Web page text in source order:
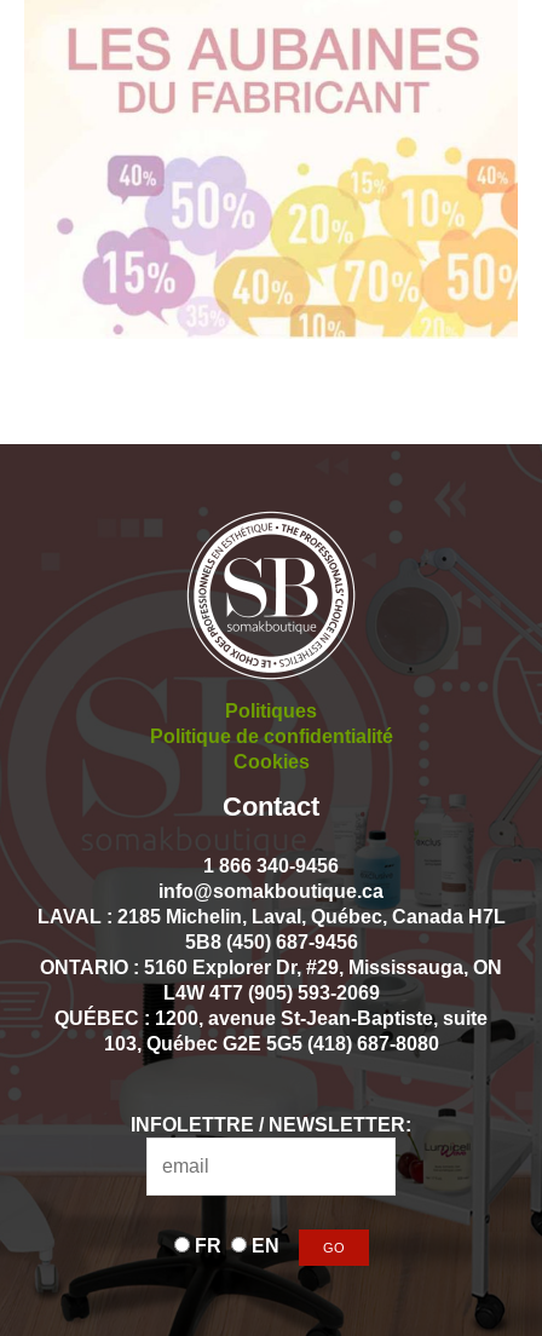
Politiques
Politique de confidentialité
Cookies
Contact
1 866 340-9456
info@somakboutique.ca
LAVAL : 2185 Michelin, Laval, Québec, Canada H7L
5B8 (450) 687-9456
ONTARIO : 5160 Explorer Dr, #29, Mississauga, ON
L4W 4T7 (905) 593-2069
QUÉBEC : 1200, avenue St-Jean-Baptiste, suite
103, Québec G2E 5G5 (418) 687-8080
INFOLETTRE / NEWSLETTER:
FR EN